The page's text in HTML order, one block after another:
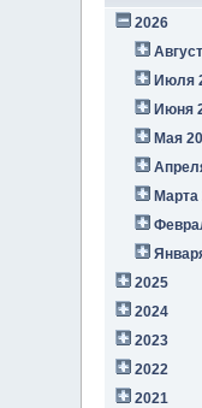
2026
Июля
Июня
Мая
Марта
2025
2024
2023
2022
2021